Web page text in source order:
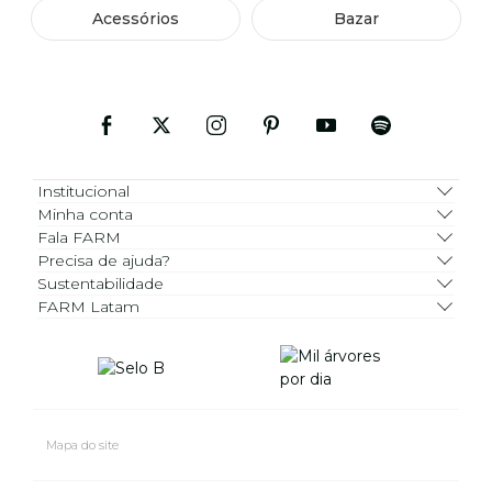
Acessórios Bazar
Institucional
Minha conta
Fala FARM
Precisa de ajuda?
Sustentabilidade
FARM Latam
Mapa do site